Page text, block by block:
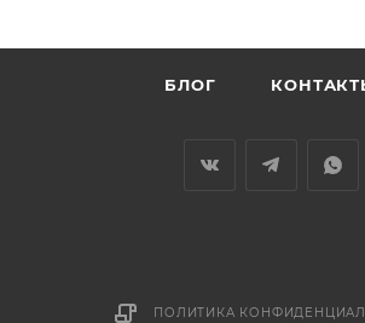
БЛОГ
ПОЛИТИКА